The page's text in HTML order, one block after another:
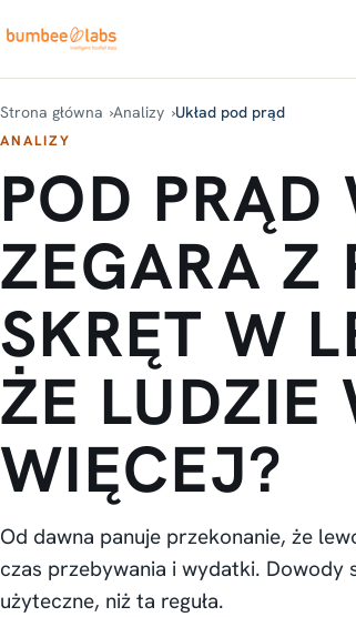
Strona główna Analizy Układ pod prąd
ANALIZY
POD
ZEGARA Z
SKRĘT W
ŻE LUDZIE
WIĘCEJ?
Od dawna panuje przekonanie, że
czas przebywania i wydatki. Dowody
użyteczne, niż ta reguła.